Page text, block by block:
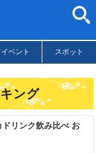
イベント スポット
ング
リンク飲み比べ お